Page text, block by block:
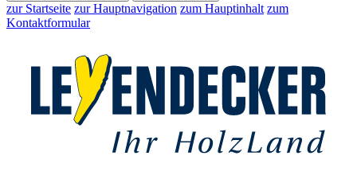
zur Startseite zur Hauptnavigation zum Hauptinhalt zum
Kontaktformular